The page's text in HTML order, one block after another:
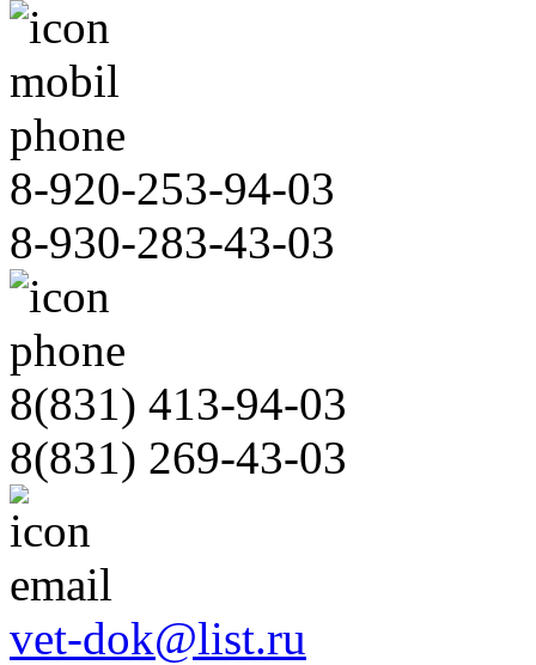
8-920-253-94-03
8-930-283-43-03
8(831) 413-94-03
8(831) 269-43-03
vet-dok@list.ru